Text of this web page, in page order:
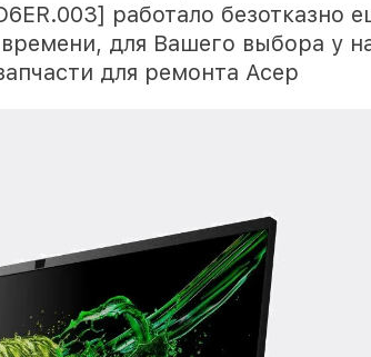
работало безотказно
для Вашего выбора у
для ремонта Асер